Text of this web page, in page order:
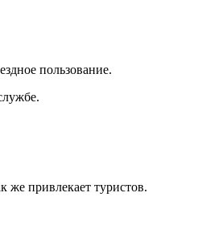
пользование.
же привлекает туристов.